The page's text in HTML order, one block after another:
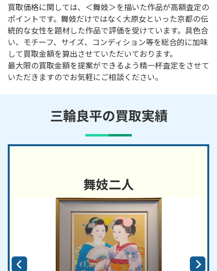
買取価格に関しては、＜舞妓＞を描いた作品が高額査定の
ポイントです。舞妓だけではなく大原女といった京都の伝
統的な女性を題材した作品で評価を受けています。具色合
い、モチーフ、サイズ、コンディション等を総合的に加味
して買取金額を算出させていただいております。
最大限の買取金額を提案ができるよう精一杯査定をさせて
いただきますのでお気軽にご相談ください。
三輪良平の買取実績
舞妓二人